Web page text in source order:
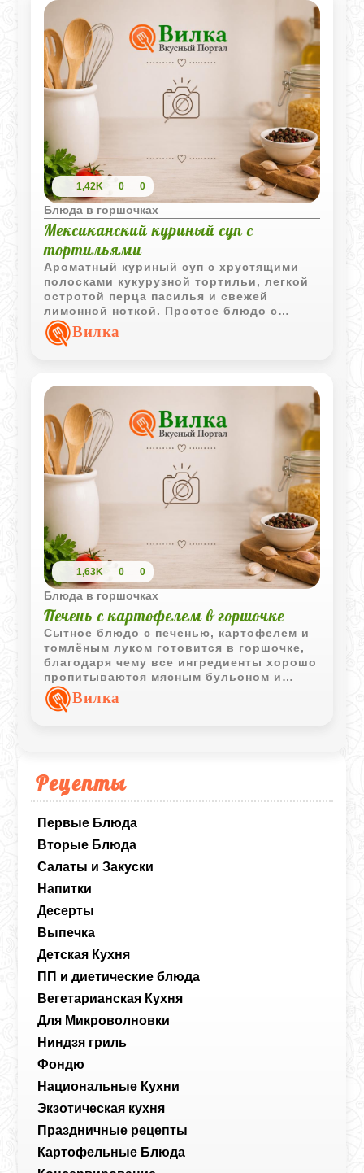
Рецепты
Первые Блюда
Вторые Блюда
Салаты и Закуски
Напитки
Десерты
Выпечка
Детская Кухня
ПП и диетические блюда
Вегетарианская Кухня
Для Микроволновки
Ниндзя гриль
Фондю
Национальные Кухни
Экзотическая кухня
Праздничные рецепты
Картофельные Блюда
1,42K 0 0
Блюда в горшочках
Мексиканский куриный суп с
тортильями
Ароматный куриный суп с хрустящими
полосками кукурузной тортильи, легкой
остротой перца пасилья и свежей
лимонной ноткой. Простое блюдо с
ярким мексиканским характером.
Вилка
1,63K 0 0
Блюда в горшочках
Печень с картофелем в горшочке
Сытное блюдо с печенью, картофелем и
томлёным луком готовится в горшочке,
благодаря чему все ингредиенты хорошо
пропитываются мясным бульоном и
сохраняют насыщенный вкус.
Вилка